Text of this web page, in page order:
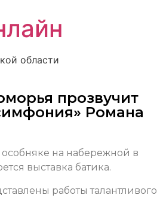
области
прозвучит
Романа
на набережной в
выставка батика.
работы талантливого